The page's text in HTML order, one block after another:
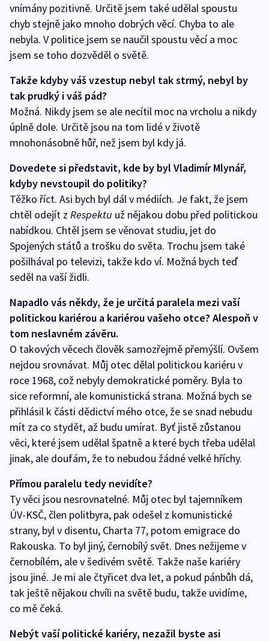
vnímány pozitivně. Určitě jsem také udělal spoustu
chyb stejně jako mnoho dobrých věcí. Chyba to ale
nebyla. V politice jsem se naučil spoustu věcí a moc
jsem se toho dozvěděl o světě.
Takže kdyby váš vzestup nebyl tak strmý, nebyl by
tak prudký i váš pád?
Možná. Nikdy jsem se ale necítil moc na vrcholu a nikdy
úplně dole. Určitě jsou na tom lidé v životě
mnohonásobně hůř, než jsem byl kdy já.
Dovedete si představit, kde by byl Vladimír Mlynář,
kdyby nevstoupil do politiky?
Těžko říct. Asi bych byl dál v médiích. Je fakt, že jsem
chtěl odejít z Respektu už nějakou dobu před politickou
nabídkou. Chtěl jsem se věnovat studiu, jet do
Spojených států a trošku do světa. Trochu jsem také
pošilhával po televizi, takže kdo ví. Možná bych teď
seděl na vaší židli.
Napadlo vás někdy, že je určitá paralela mezi vaší
politickou kariérou a kariérou vašeho otce? Alespoň v
tom neslavném závěru.
O takových věcech člověk samozřejmě přemýšlí. Ovšem
nejdou srovnávat. Můj otec dělal politickou kariéru v
roce 1968, což nebyly demokratické poměry. Byla to
sice reformní, ale komunistická strana. Možná bych se
přihlásil k části dědictví mého otce, že se snad nebudu
mít za co stydět, až budu umírat. Byť jistě zůstanou
věci, které jsem udělal špatně a které bych třeba udělal
jinak, ale doufám, že to nebudou žádné velké hříchy.
Přímou paralelu tedy nevidíte?
Ty věci jsou nesrovnatelné. Můj otec byl tajemníkem
ÚV-KSČ, člen politbyra, pak odešel z komunistické
strany, byl v disentu, Charta 77, potom emigrace do
Rakouska. To byl jiný, černobílý svět. Dnes nežijeme v
černobílém, ale v šedivém světě. Takže naše kariéry
jsou jiné. Je mi ale čtyřicet dva let, a pokud pánbůh dá,
tak ještě nějakou chvíli na světě budu, takže uvidíme,
co mě čeká.
Nebýt vaší politické kariéry, nezažil byste asi